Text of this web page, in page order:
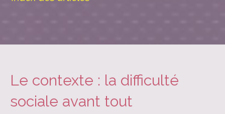
Le contexte : la difficulté
sociale avant tout